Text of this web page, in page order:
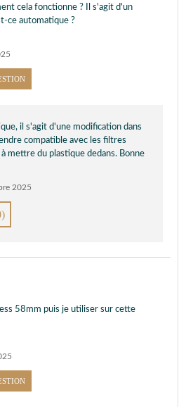
cela fonctionne ? Il s'agit d'un
ce automatique ?
il s'agit d'une modification dans
compatible avec les filtres
mettre du plastique dedans. Bonne
2025
58mm puis je utiliser sur cette